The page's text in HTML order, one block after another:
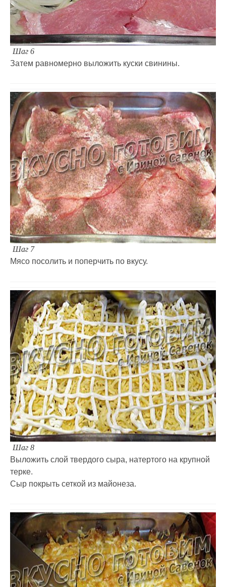
Шаг 6
Затем равномерно выложить куски свинины.
Шаг 7
Мясо посолить и поперчить по вкусу.
Шаг 8
Выложить слой твердого сыра, натертого на крупной
терке.
Сыр покрыть сеткой из майонеза.